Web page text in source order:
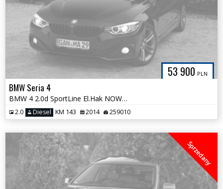
53 900 PLN
BMW Seria 4
BMW 4 2.0d SportLine El.Hak NOWY ROZRZĄD HiFi Śliczna Czarna GranCoupe
2.0 Diesel KM 143 2014 259010
Sprzedany